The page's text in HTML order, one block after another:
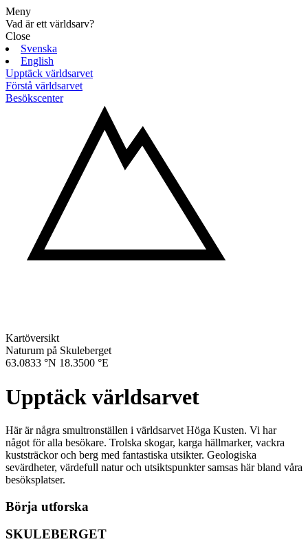
Meny
Vad är ett världsarv?
Close
Svenska
English
Upptäck världsarvet
Förstå världsarvet
Besökscenter
Kartöversikt
Naturum på Skuleberget
63.0833 °N 18.3500 °E
Upptäck världsarvet
Här är några smultronställen i världsarvet Höga Kusten. Vi har
något för alla besökare. Trolska skogar, karga hällmarker, vackra
kuststräckor och berg med fantastiska utsikter. Geologiska
sevärdheter, värdefull natur och utsiktspunkter samsas här bland våra
besöksplatser.
Börja utforska
SKULEBERGET